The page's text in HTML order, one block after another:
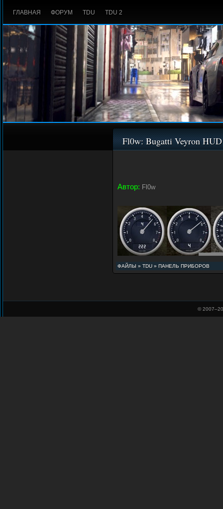
ГЛАВНАЯ ФОРУМ TDU TDU 2
Fl0w: Bugatti Veyron HUD
Автор: Fl0w
ФАЙЛЫ » TDU » ПАНЕЛЬ ПРИБОРОВ
© 2007–